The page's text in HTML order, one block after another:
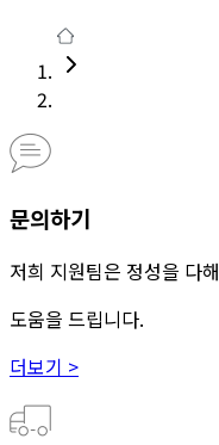
문의하기
저희 지원팀은 정성을 다해
도움을 드립니다.
더보기 >